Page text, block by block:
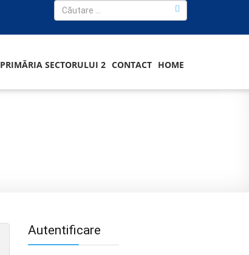
PRIMĂRIA SECTORULUI 2 CONTACT HOME
Autentificare